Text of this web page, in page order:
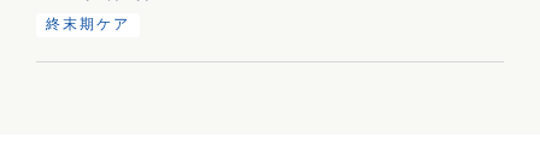
終末期ケア